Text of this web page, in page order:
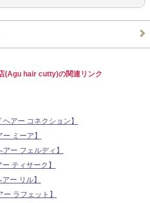
(Agu hair cutty)の関連リンク
アー コネクション】
ミーア】
ー フェルディ】
ティサーク】
ー リル】
ラフェット】